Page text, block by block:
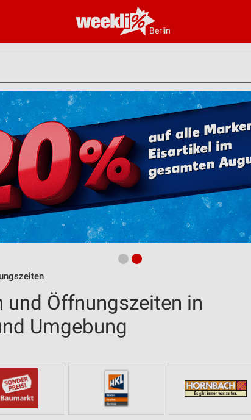
Berlin
und Öffnungszeiten in
Umgebung